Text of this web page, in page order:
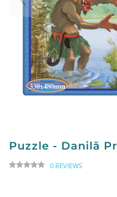
Puzzle - Danilă
0 REVIEWS